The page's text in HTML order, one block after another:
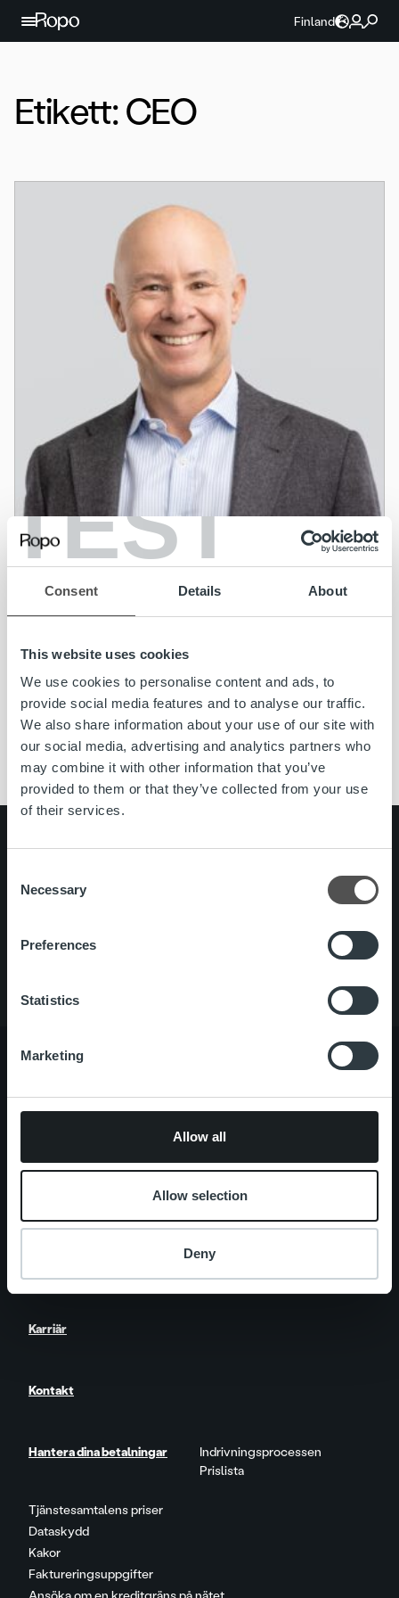
TEST
Consent Details About
This website uses cookies
We use cookies to personalise content and ads, to
provide social media features and to analyse our traffic.
We also share information about your use of our site with
our social media, advertising and analytics partners who
may combine it with other information that you’ve
provided to them or that they’ve collected from your use
of their services.
Selection
Necessary
Preferences
Statistics
Marketing
Allow all
Allow selection
Deny
Hoppa till innehållet
Finland
Etikett:CEO
Ropo Capital ökar den internationella
ny vd och koncernchef
Läs mer
Tjänstesamtalens priser
Dataskydd
Kakor
Faktureringsuppgifter
Kundberattelser
Karriär
Kontakt
Hantera dina betalningar
Indrivningsprocessen
Prislista